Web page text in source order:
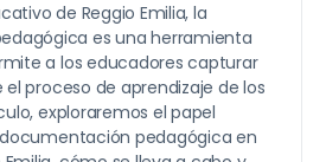
de Reggio Emilia, la
es una herramienta
a los educadores capturar
proceso de aprendizaje de los
exploraremos el papel
pedagógica en